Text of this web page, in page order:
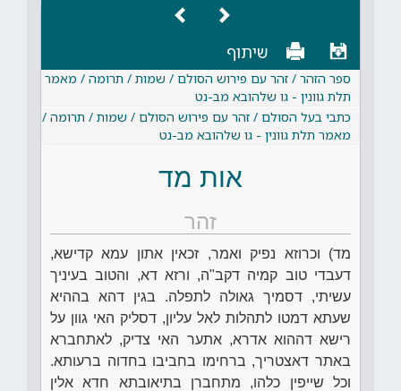
שיתוף
ספר הזהר / זהר עם פירוש הסולם / שמות / תרומה / מאמר
תלת גוונין - גו שלהובא מב-נט
כתבי בעל הסולם / זהר עם פירוש הסולם / שמות / תרומה /
מאמר תלת גוונין - גו שלהובא מב-נט
אות מד
זהר
מד) וכרוזא נפיק ואמר, זכאין אתון עמא קדישא,
דעבדי טוב קמיה דקב"ה, ורזא דא, והטוב בעיניך
עשיתי, דסמיך גאולה לתפלה. בגין דהא בההיא
שעתא דמטו לתהלות לאל עליון, דסליק האי גוון על
רישא דההוא אדרא, אתער האי צדיק, לאתחברא
באתר דאצטריך, ברחימו בחביבו בחדוה ברעותא.
וכל שייפין כלהו, מתחברן בתיאובתא חדא אלין